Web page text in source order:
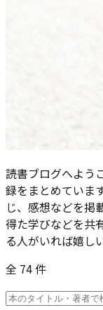
読書ブログへよう
録をまとめていま
じ、感想などを掲
得た学びなどを共
る人がいれば嬉し
全 74 件